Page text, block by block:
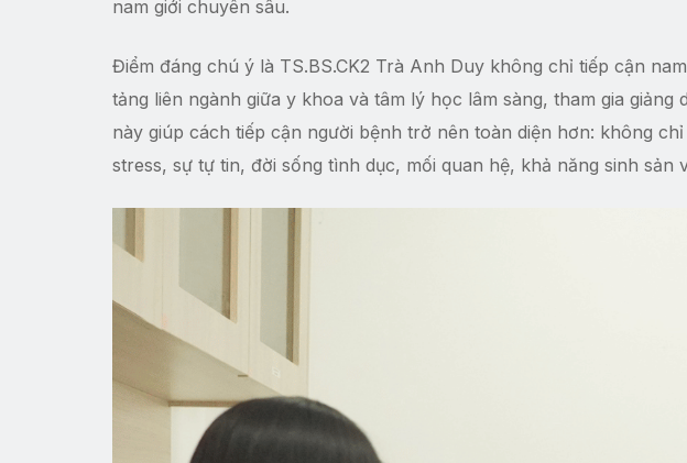
nam giới chuyên sâu.
Điểm đáng chú ý là TS.BS.CK2 Trà Anh Duy không chỉ tiếp cận
tảng liên ngành giữa y khoa và tâm lý học lâm sàng, tham gia
này giúp cách tiếp cận người bệnh trở nên toàn diện hơn: không
stress, sự tự tin, đời sống tình dục, mối quan hệ, khả năng sinh sản